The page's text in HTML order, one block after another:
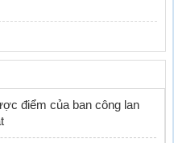
điểm của ban công lan